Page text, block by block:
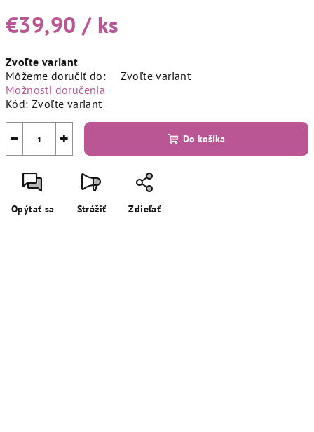
€39,90 / ks
cena:
Zvoľte variant
Môžeme doručiť do:
Zvoľte variant
Možnosti doručenia
Kód: Zvoľte variant
+
− Do košíka
Opýtať sa Strážiť Zdieľať